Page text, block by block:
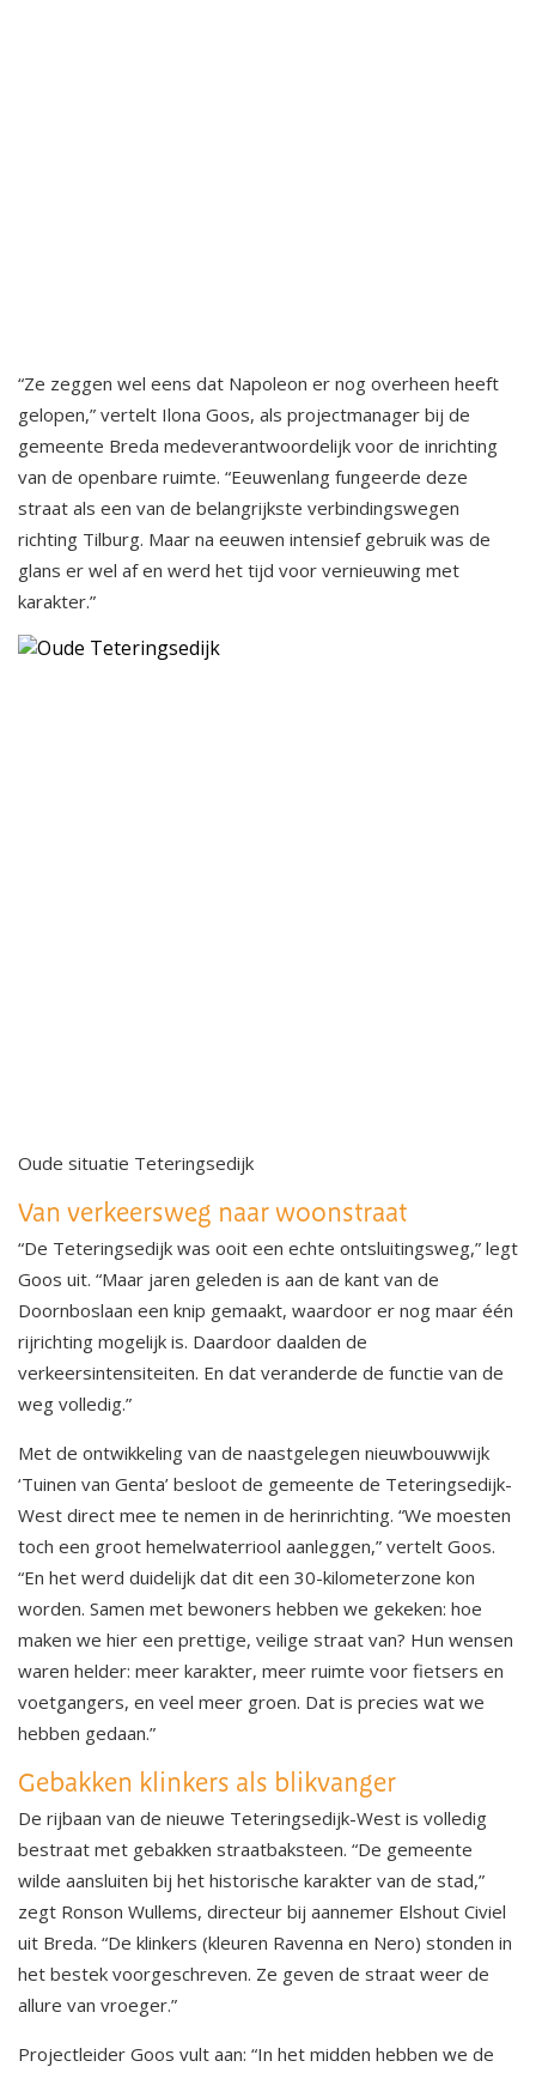
“Ze zeggen wel eens dat Napoleon er nog overheen heeft
gelopen,” vertelt Ilona Goos, als projectmanager bij de
gemeente Breda medeverantwoordelijk voor de inrichting
van de openbare ruimte. “Eeuwenlang fungeerde deze
straat als een van de belangrijkste verbindingswegen
richting Tilburg. Maar na eeuwen intensief gebruik was de
glans er wel af en werd het tijd voor vernieuwing met
karakter.”
Oude situatie Teteringsedijk
Van verkeersweg naar woonstraat
“De Teteringsedijk was ooit een echte ontsluitingsweg,” legt
Goos uit. “Maar jaren geleden is aan de kant van de
Doornboslaan een knip gemaakt, waardoor er nog maar één
rijrichting mogelijk is. Daardoor daalden de
verkeersintensiteiten. En dat veranderde de functie van de
weg volledig.”
Met de ontwikkeling van de naastgelegen nieuwbouwwijk
‘Tuinen van Genta’ besloot de gemeente de Teteringsedijk-
West direct mee te nemen in de herinrichting. “We moesten
toch een groot hemelwaterriool aanleggen,” vertelt Goos.
“En het werd duidelijk dat dit een 30-kilometerzone kon
worden. Samen met bewoners hebben we gekeken: hoe
maken we hier een prettige, veilige straat van? Hun wensen
waren helder: meer karakter, meer ruimte voor fietsers en
voetgangers, en veel meer groen. Dat is precies wat we
hebben gedaan.”
Gebakken klinkers als blikvanger
De rijbaan van de nieuwe Teteringsedijk-West is volledig
bestraat met gebakken straatbaksteen. “De gemeente
wilde aansluiten bij het historische karakter van de stad,”
zegt Ronson Wullems, directeur bij aannemer Elshout Civiel
uit Breda. “De klinkers (kleuren Ravenna en Nero) stonden in
het bestek voorgeschreven. Ze geven de straat weer de
allure van vroeger.”
Projectleider Goos vult aan: “In het midden hebben we de